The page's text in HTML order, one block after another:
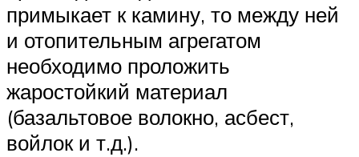
примыкает к камину, то между ней
и отопительным агрегатом
необходимо проложить
жаростойкий материал
(базальтовое волокно, асбест,
войлок и т.д.).